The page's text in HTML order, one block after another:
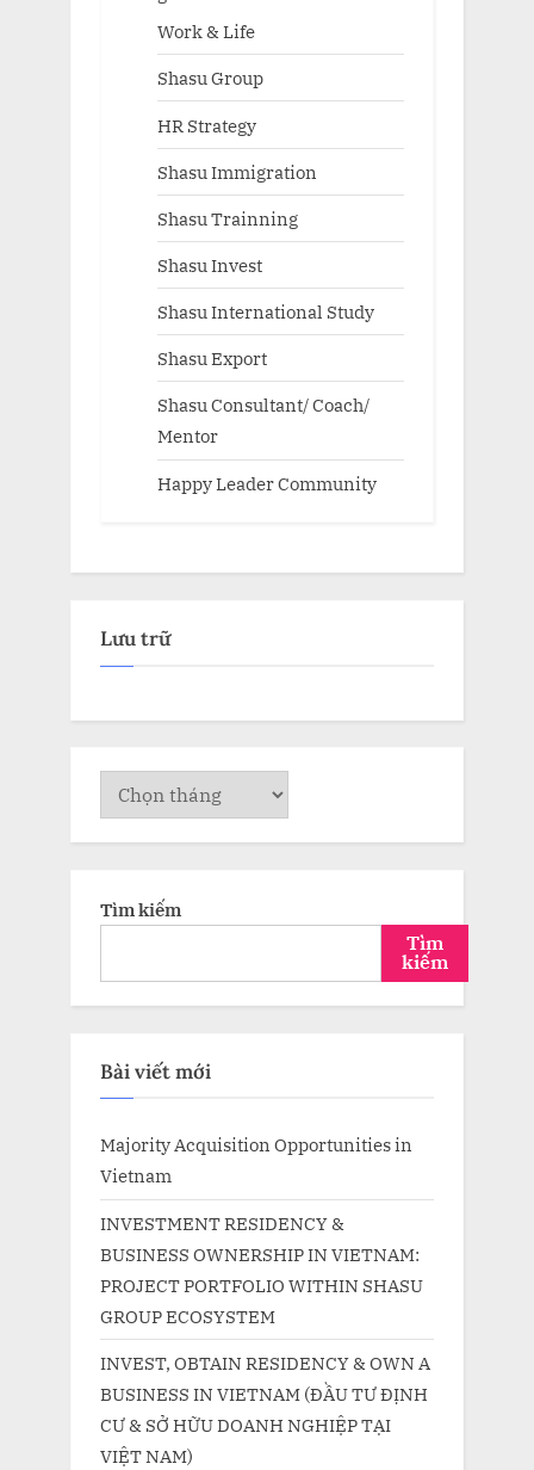
Work & Life
Shasu Group
HR Strategy
Shasu Immigration
Shasu Trainning
Shasu Invest
Shasu International Study
Shasu Export
Shasu Consultant/ Coach/
Mentor
Happy Leader Community
Lưu trữ
Lưu
trữ
Tìm kiếm
Tìm
kiếm
Bài viết mới
Majority Acquisition Opportunities in
Vietnam
INVESTMENT RESIDENCY &
BUSINESS OWNERSHIP IN VIETNAM:
PROJECT PORTFOLIO WITHIN SHASU
GROUP ECOSYSTEM
INVEST, OBTAIN RESIDENCY & OWN A
BUSINESS IN VIETNAM (ĐẦU TƯ ĐỊNH
CƯ & SỞ HỮU DOANH NGHIỆP TẠI
VIỆT NAM)